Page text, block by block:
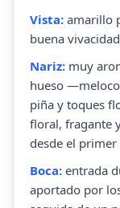
Vista: amarillo
buena
Nariz: muy
hueso
piña y toques
floral, fragante
desde el
Boca: entrada
aportado por